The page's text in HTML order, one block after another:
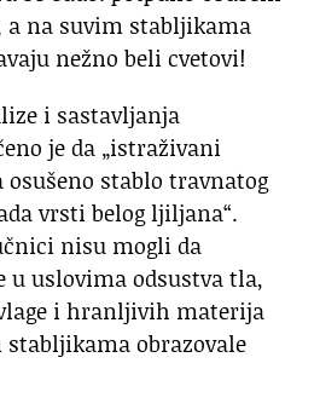
a na suvim stabljikama
nežno beli cvetovi!
i sastavljanja
je da „istraživani
stablo travnatog
vrsti belog ljiljana“.
nisu mogli da
u uslovima odsustva tla,
i hranljivih materija
obrazovale